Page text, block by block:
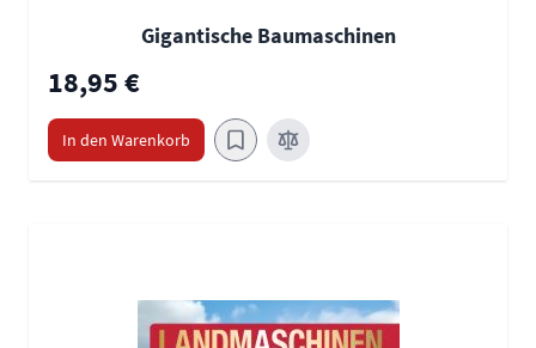
Gigantische Baumaschinen
18,95 €
In den Warenkorb